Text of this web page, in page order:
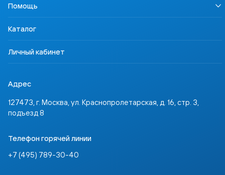
Осторожно, контрафакт
Контакты
Профориентация
Учимся для жизни
ССТ Лингвотест
Родителям
Ученикам
Партнёрам
Инвесторам
Помощь
Где купить
Задать вопрос
Каталог
Личный кабинет
Адрес
127473, г. Москва, ул. Краснопролетарская, д. 16, стр. 3,
подъезд 8
Телефон горячей линии
+7 (495) 789-30-40